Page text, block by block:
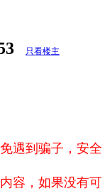
只看楼主
遇到骗子，安全
容，如果没有可